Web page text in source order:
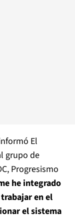
El
grupo de
Progresismo
he integrado
en el
el sistema